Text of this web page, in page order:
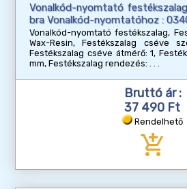
Vonalkód-nyomtató
bra Vonalkód-nyomtatóhoz :
Vonalkód-nyomtató festékszalag,
Wax-Resin, Festékszalag cséve
Festékszalag cséve átmérő: 1,
mm, Festékszalag rendezés:
Bruttó ár :
37 490 Ft
Rendelhető
add_shopping_cart